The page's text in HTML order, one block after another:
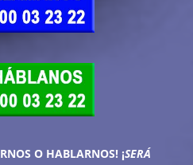
O HABLARNOS! ¡SERÁ